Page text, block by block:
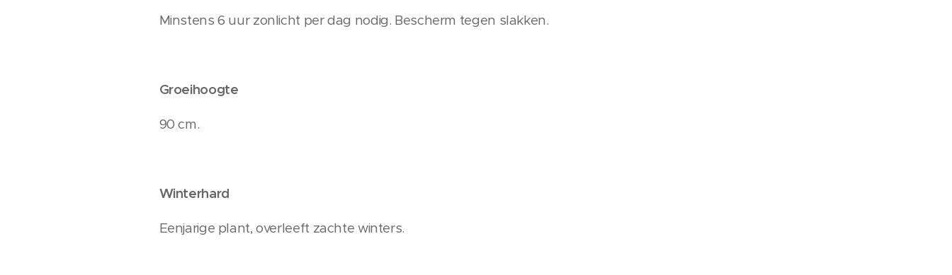
Minstens 6 uur zonlicht per dag nodig. Bescherm tegen slakken.
Groeihoogte
90 cm.
Winterhard
Eenjarige plant, overleeft zachte winters.